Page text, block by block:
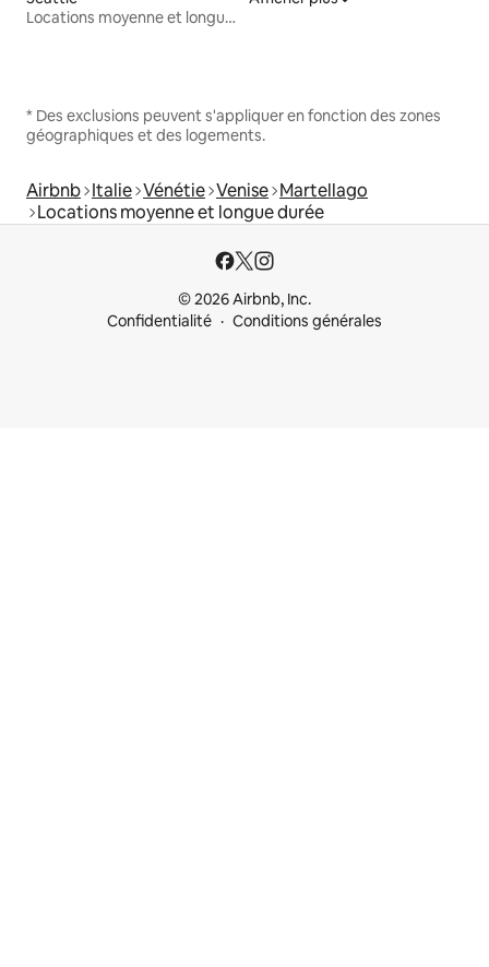
Locations moyenne et longue durée
* Des exclusions peuvent s'appliquer en fonction des zones
géographiques et des logements.
Airbnb Italie Vénétie Venise Martellago
Locations moyenne et longue durée
© 2026 Airbnb, Inc.
Confidentialité
Conditions générales